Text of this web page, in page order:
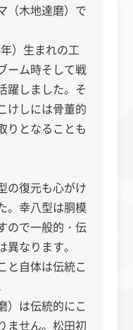
（木地達磨）で
）生まれの工
ーム時そして戦
躍しました。そ
けしには骨董的
りとなることも
の復元も心がけ
。幸八型は胴模
ので一般的・伝
なります。
と自体は伝統こ
）は伝統的にこ
ません。松田初